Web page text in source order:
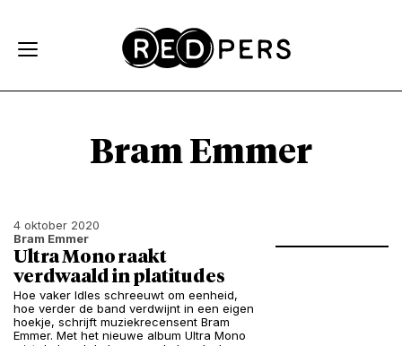
Bram Emmer
4 oktober 2020
Bram Emmer
Ultra Mono raakt
verdwaald in platitudes
Hoe vaker Idles schreeuwt om eenheid,
hoe verder de band verdwijnt in een eigen
hoekje, schrijft muziekrecensent Bram
Emmer. Met het nieuwe album Ultra Mono